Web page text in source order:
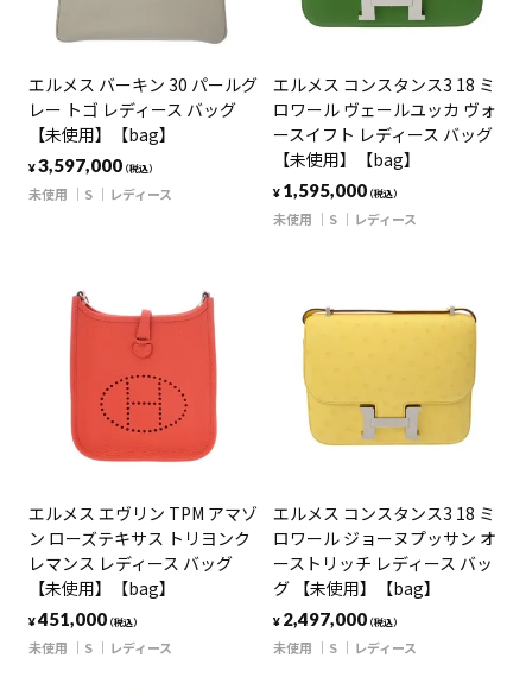
エルメス バーキン 30 パールグ
レー トゴ レディース バッグ
【未使用】【bag】
¥3,597,000（税込）
未使用 S レディース
エルメス コンスタンス3 18 ミ
ロワール ヴェールユッカ ヴォ
ースイフト レディース バッグ
【未使用】【bag】
¥ 1,595,000（税込）
未使用 S レディース
エルメス エヴリン TPM アマゾ
ン ローズテキサス トリヨンク
レマンス レディース バッグ
【未使用】【bag】
¥451,000（税込）
未使用 S レディース
エルメス コンスタンス3 18 ミ
ロワール ジョーヌプッサン オ
ーストリッチ レディース バッ
グ 【未使用】【bag】
¥ 2,497,000（税込）
未使用 S レディース